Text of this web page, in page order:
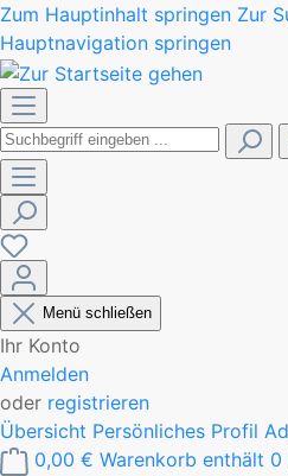
Zum Hauptinhalt springen Zur
Hauptnavigation springen
Menü schließen
Ihr Konto
Anmelden
oder registrieren
Übersicht Persönliches Profil
0,00 € Warenkorb enthält